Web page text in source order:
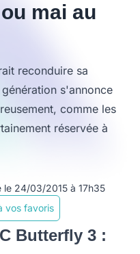
mai au
reconduire sa
s'annonce
comme les
réservée à
le 24/03/2015 à 17h35
vos favoris
Butterfly 3 :